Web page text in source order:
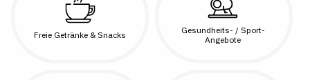
Freie Getränke & Snacks
Gesundheits- / Sport-
Angebote